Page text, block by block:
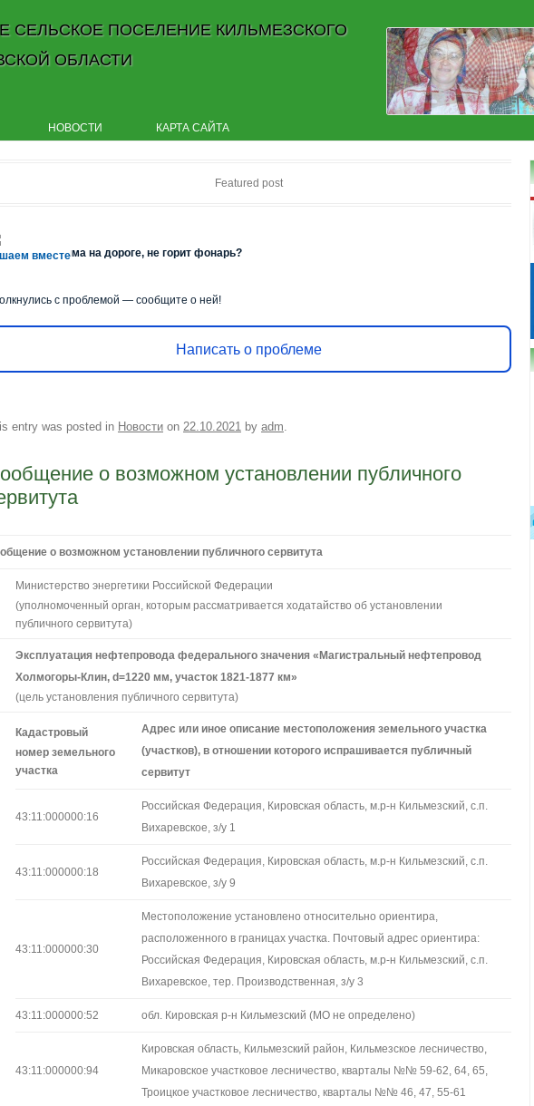
СЕЛЬСКОЕ ПОСЕЛЕНИЕ КИЛЬМЕЗСКОГО
ОБЛАСТИ
Skip to content
НОВОСТИ КАРТА САЙТА
Featured post
вместе
снег, яма на дороге, не горит фонарь?
с проблемой — сообщите о ней!
Написать о проблеме
entry was posted in Новости on 22.10.2021 by adm
о возможном установлении публичного
о возможном установлении публичного сервитута
Министерство энергетики Российской Федерации
(уполномоченный орган, которым рассматривается ходатайство об установлении
публичного сервитута)
Эксплуатация нефтепровода федерального значения «Магистральный нефтепровод
Холмогоры-Клин, d=1220 мм, участок 1821-1877 км»
(цель установления публичного сервитута)
Кадастровый
номер земельного
участка
Адрес или иное описание местоположения земельного участка
(участков), в отношении которого испрашивается публичный
сервитут
43:11:000000:16
Российская Федерация, Кировская область, м.р-н Кильмезский, с.п.
Вихаревское, з/у 1
43:11:000000:18
Российская Федерация, Кировская область, м.р-н Кильмезский, с.п.
Вихаревское, з/у 9
43:11:000000:30
Местоположение установлено относительно ориентира,
расположенного в границах участка. Почтовый адрес ориентира:
Российская Федерация, Кировская область, м.р-н Кильмезский, с.п.
Вихаревское, тер. Производственная, з/у 3
43:11:000000:52 обл. Кировская р-н Кильмезский (МО не определено)
43:11:000000:94
Кировская область, Кильмезский район, Кильмезское лесничество,
Микаровское участковое лесничество, кварталы №№ 59-62, 64, 65,
Троицкое участковое лесничество, кварталы №№ 46, 47, 55-61